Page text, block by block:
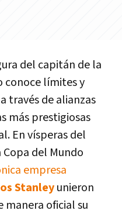
del capitán de la
conoce límites y
través de alianzas
más prestigiosas
En vísperas del
del Mundo
empresa
Stanleyunieron
manera oficial su